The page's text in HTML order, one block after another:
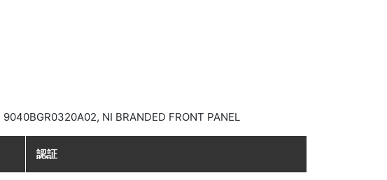
NI BRANDED FRONT PANEL
認証